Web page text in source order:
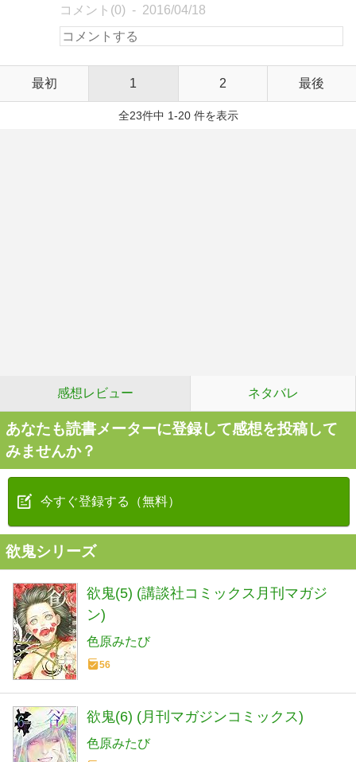
コメント(0) 2016/04/18
最初 1 2 最後
全23件中 1-20 件を表示
感想レビュー ネタバレ
あなたも読書メーターに登録して感想を投稿して
みませんか？
今すぐ登録する（無料）
欲鬼シリーズ
欲鬼(5) (講談社コミックス月刊マガジ
ン)
色原みたび
56
欲鬼(6) (月刊マガジンコミックス)
色原みたび